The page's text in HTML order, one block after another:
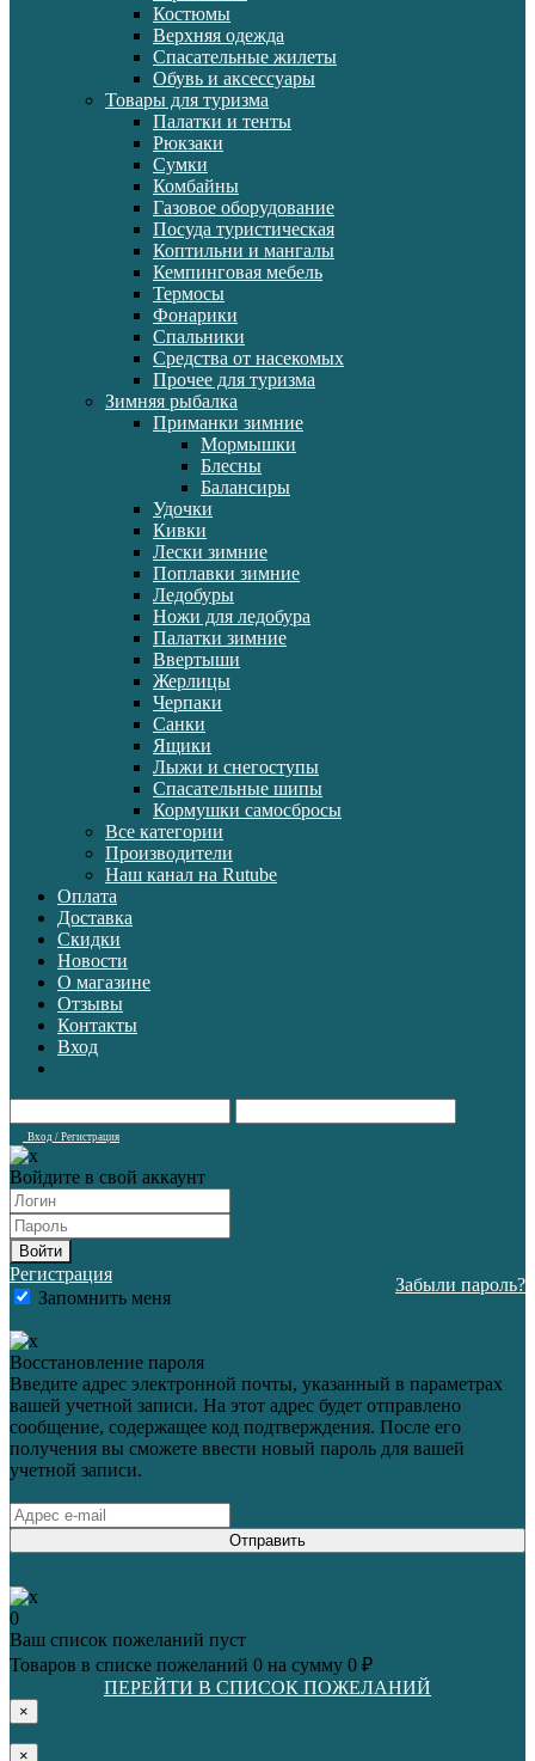
Костюмы
Верхняя одежда
Спасательные жилеты
Обувь и аксессуары
Товары для туризма
Палатки и тенты
Рюкзаки
Сумки
Комбайны
Газовое оборудование
Посуда туристическая
Коптильни и мангалы
Кемпинговая мебель
Термосы
Фонарики
Спальники
Средства от насекомых
Прочее для туризма
Зимняя рыбалка
Приманки зимние
Мормышки
Блесны
Балансиры
Удочки
Кивки
Лески зимние
Поплавки зимние
Ледобуры
Ножи для ледобура
Палатки зимние
Ввертыши
Жерлицы
Черпаки
Санки
Ящики
Лыжи и снегоступы
Спасательные шипы
Кормушки самосбросы
Все категории
Производители
Наш канал на Rutube
Оплата
Доставка
Скидки
Новости
О магазине
Отзывы
Контакты
Вход
Вход / Регистрация
Войдите в свой аккаунт
Войти
Регистрация
Запомнить меня
Забыли пароль?
Восстановление пароля
Введите адрес электронной почты, указанный в параметрах
вашей учетной записи. На этот адрес будет отправлено
сообщение, содержащее код подтверждения. После его
получения вы сможете ввести новый пароль для вашей
учетной записи.
Отправить
0
Ваш список пожеланий пуст
Товаров в списке пожеланий 0 на сумму 0 ₽
ПЕРЕЙТИ В СПИСОК ПОЖЕЛАНИЙ
×
×